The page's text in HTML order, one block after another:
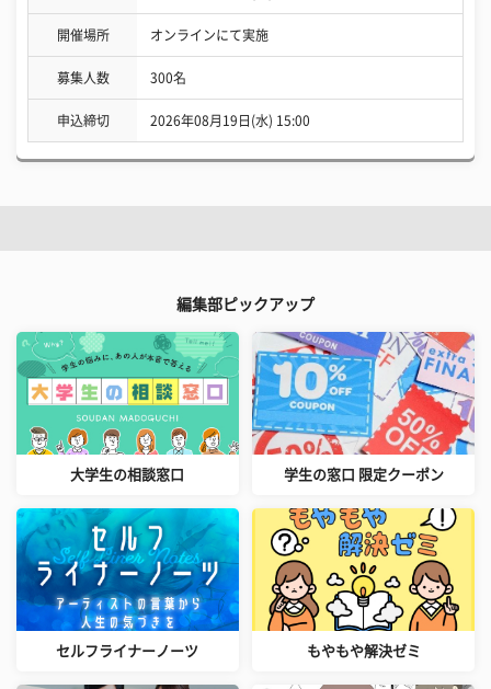
開催場所 オンラインにて実施
募集人数 300名
申込締切 2026年08月19日(水) 15:00
編集部ピックアップ
大学生の相談窓口 学生の窓口 限定クーポン
セルフライナーノーツ もやもや解決ゼミ